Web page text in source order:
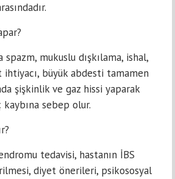
spazm, mukuslu dışkılama, ishal,
ihtiyacı, büyük abdesti tamamen
şişkinlik ve gaz hissi yaparak
sebep olur.
tedavisi, hastanın İBS
diyet önerileri, psikososyal